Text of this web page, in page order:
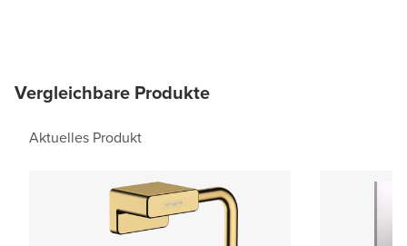
Vergleichbare Produkte
Aktuelles Produkt